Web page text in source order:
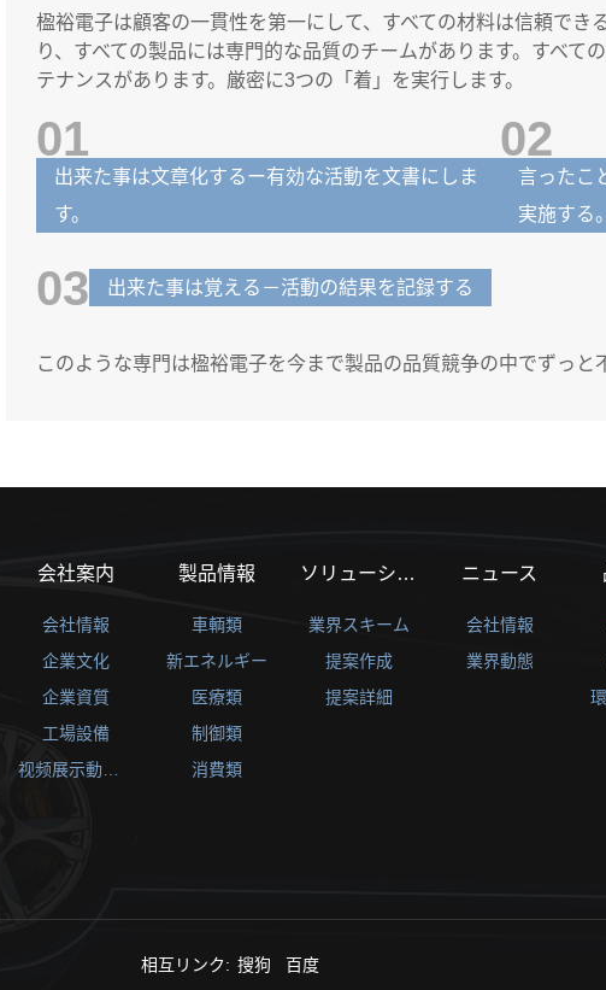
楹裕電子は顧客の一貫性を第一にして、すべての材料は信頼でき
り、すべての製品には専門的な品質のチームがあります。すべて
テナンスがあります。厳密に3つの「着」を実行します。
01
出来た事は文章化するー有効な活動を文書にしま
す。
02
言ったこ
実施する。
03 出来た事は覚える－活動の結果を記録する
このような専門は楹裕電子を今まで製品の品質競争の中でずっと
会社案内
会社情報
企業文化
企業資質
工場設備
製品情報
車輌類
新エネルギー
医療類
制御類
消費類
ソリューション
業界スキーム
提案作成
提案詳細
ニュース
会社情報
業界動態
相互リンク: 搜狗 百度